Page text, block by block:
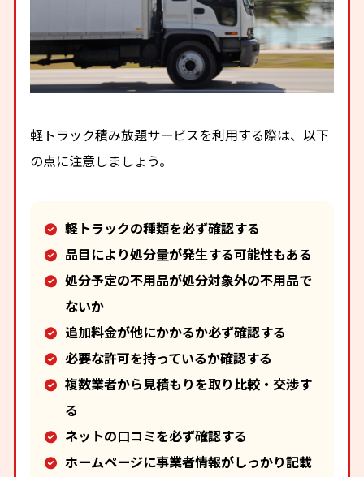
軽トラック積み放題サービスを利用する際は、以下
の点に注意しましょう。
軽トラックの種類を必ず確認する
品目により処分量が発生する可能性もある
処分予定の不用品が処分対象外の不用品で
ないか
追加料金が他にかかるか必ず確認する
必要な許可を持っているか確認する
複数業者から見積もりを取り比較・交渉す
る
ネットの口コミを必ず確認する
ホームページに事業者情報がしっかり記載